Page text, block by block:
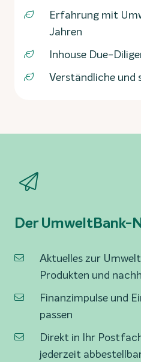
Erfahrung mit
Jahren
Inhouse Due-
Verständliche und
Der UmweltBank-
Aktuelles zur
Produkten und
Finanzimpulse und
passen
Direkt in Ihr
jederzeit